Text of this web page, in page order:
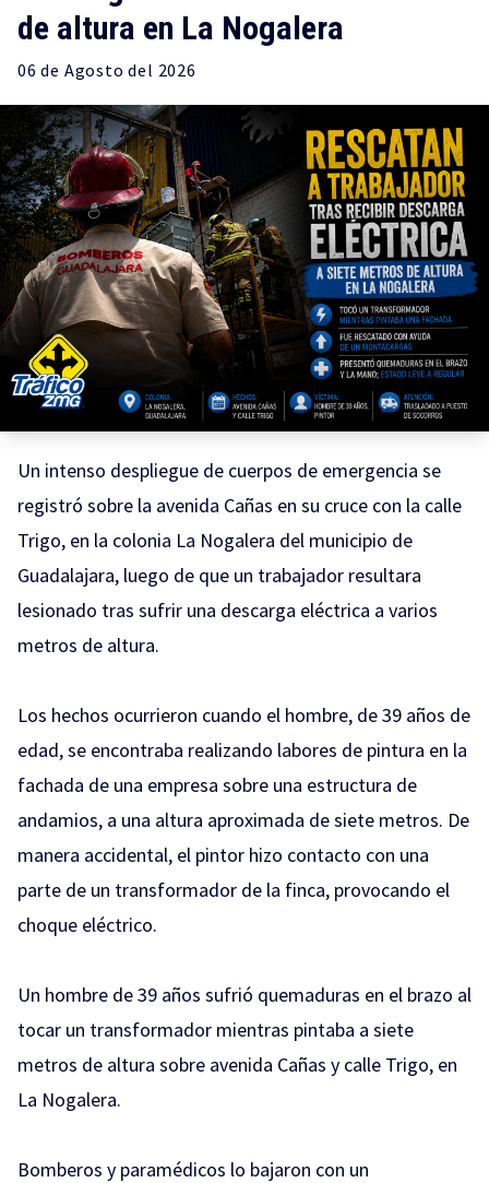
de altura en La Nogalera
06 de Agosto del 2026
Un intenso despliegue de cuerpos de emergencia se
registró sobre la avenida Cañas en su cruce con la calle
Trigo, en la colonia La Nogalera del municipio de
Guadalajara, luego de que un trabajador resultara
lesionado tras sufrir una descarga eléctrica a varios
metros de altura.
Los hechos ocurrieron cuando el hombre, de 39 años de
edad, se encontraba realizando labores de pintura en la
fachada de una empresa sobre una estructura de
andamios, a una altura aproximada de siete metros. De
manera accidental, el pintor hizo contacto con una
parte de un transformador de la finca, provocando el
choque eléctrico.
Un hombre de 39 años sufrió quemaduras en el brazo al
tocar un transformador mientras pintaba a siete
metros de altura sobre avenida Cañas y calle Trigo, en
La Nogalera.
Bomberos y paramédicos lo bajaron con un